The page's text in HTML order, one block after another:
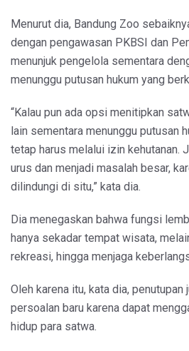
Menurut dia, Bandung Zoo
dengan pengawasan PKBSI dan
menunjuk pengelola sementara
menunggu putusan hukum yang
“Kalau pun ada opsi menitipkan
lain sementara menunggu putusan
tetap harus melalui izin kehutanan.
urus dan menjadi masalah besar,
dilindungi di situ,” kata dia.
Dia menegaskan bahwa fungsi
hanya sekadar tempat wisata,
rekreasi, hingga menjaga
Oleh karena itu, kata dia, penutupan
persoalan baru karena dapat
hidup para satwa.